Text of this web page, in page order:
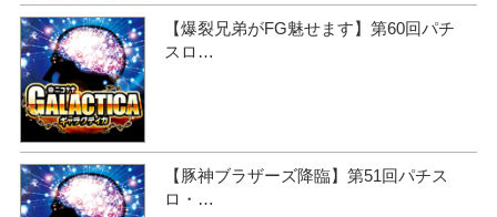
【爆裂兄弟がFG魅せます】第60回パチ
スロ…
【豚神ブラザーズ降臨】第51回パチス
ロ・…